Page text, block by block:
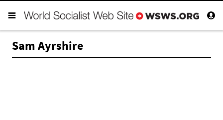
Sam Ayrshire